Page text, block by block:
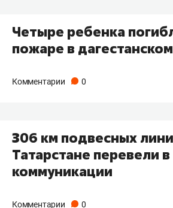
Четыре ребенка
пожаре в
Комментарии 0
306 км подвесных
Татарстане перевели
коммуникации
Комментарии 0